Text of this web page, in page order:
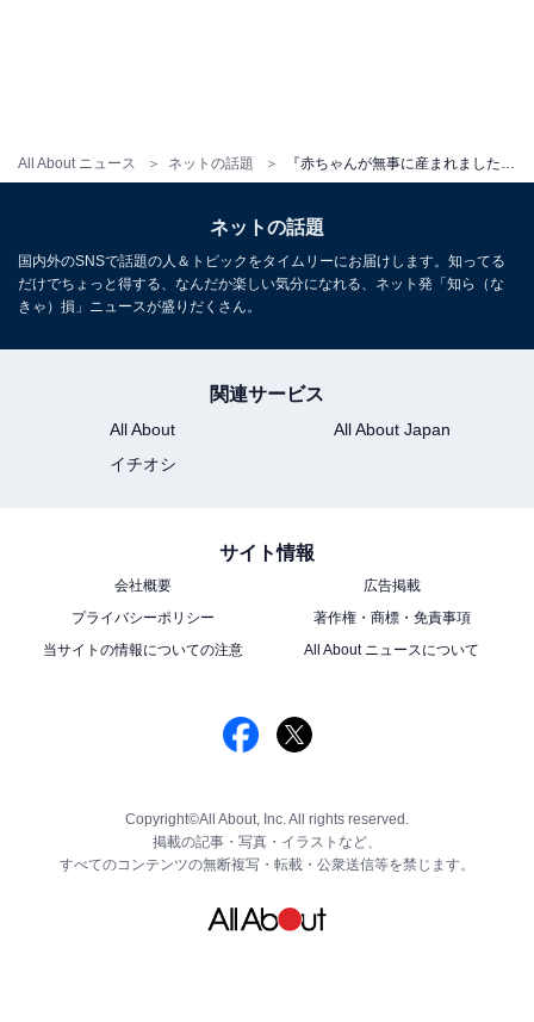
All About ニュース ネットの話題
ネットの話題
国内外のSNSで話題の人＆トピックをタイムリーにお届けします。知ってる
だけでちょっと得する、なんだか楽しい気分になれる、ネット発「知ら（な
きゃ）損」ニュースが盛りだくさん。
関連サービス
All About
All About Japan
イチオシ
サイト情報
会社概要
広告掲載
プライバシーポリシー
著作権・商標・免責事項
当サイトの情報についての注意
All About ニュースについて
Copyright©All About, Inc. All rights reserved.
掲載の記事・写真・イラストなど、
すべてのコンテンツの無断複写・転載・公衆送信等を禁じます。